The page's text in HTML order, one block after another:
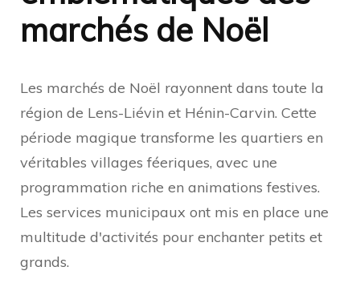
marchés de Noël
Les marchés de Noël rayonnent dans toute la
région de Lens-Liévin et Hénin-Carvin. Cette
période magique transforme les quartiers en
véritables villages féeriques, avec une
programmation riche en animations festives.
Les services municipaux ont mis en place une
multitude d'activités pour enchanter petits et
grands.